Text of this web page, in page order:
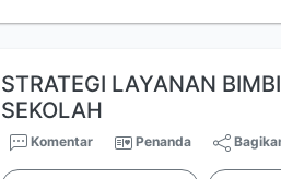
STRATEGI LAYANAN
SEKOLAH
Komentar Penanda